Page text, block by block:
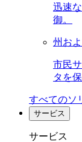
迅速
御。
州お
市民
タを
すべてのソ
サービス
サービス